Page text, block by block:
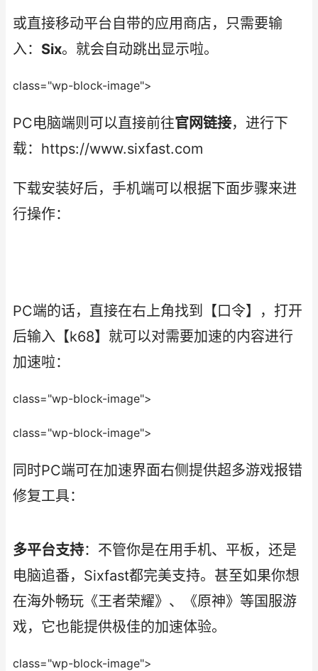
或直接移动平台自带的应用商店，只需要输
入： Six。就会自动跳出显示啦。
class="wp-block-image">
PC电脑端则可以直接前往官网链接，进行下
载：https://www.sixfast.com
下载安装好后，手机端可以根据下面步骤来进
行操作：
PC端的话，直接在右上角找到【口令】，打开
后输入【k68】就可以对需要加速的内容进行
加速啦：
class="wp-block-image">
class="wp-block-image">
同时PC端可在加速界面右侧提供超多游戏报错
修复工具：
多平台支持：不管你是在用手机、平板，还是
电脑追番，Sixfast都完美支持。甚至如果你想
在海外畅玩《王者荣耀》、《原神》等国服游
戏，它也能提供极佳的加速体验。
class="wp-block-image">